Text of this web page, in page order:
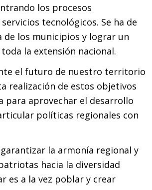
los procesos
tecnológicos. Se ha de
los municipios y lograr un
la extensión nacional.
el futuro de nuestro territorio
realización de estos objetivos
para aprovechar el desarrollo
políticas regionales con
la armonía regional y
hacia la diversidad
es a la vez poblar y crear